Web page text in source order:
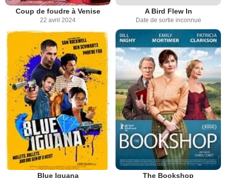
Coup de foudre à Venise
22 avril 2024
A Bird Flew In
Date de sortie inconnue
Blue Iguana The Bookshop